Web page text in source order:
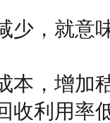
，就意
，增加
收利用率